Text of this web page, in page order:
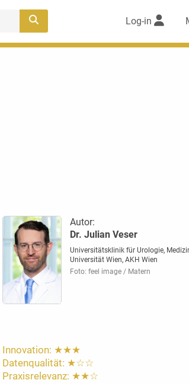
Log-in
Autor:
Dr. Julian Veser
Universitätsklinik für Urologie,
Universität Wien, AKH Wien
Foto: feel image / Matern
Innovation: ★★★
Datenqualität: ★☆☆
Praxisrelevanz: ★★☆